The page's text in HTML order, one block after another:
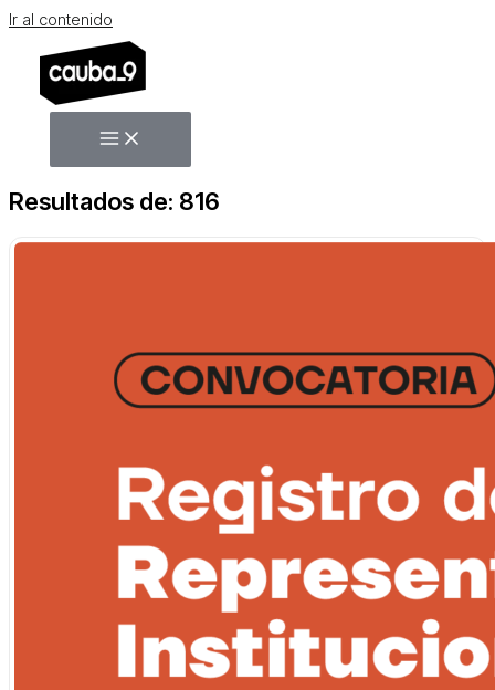
Ir al contenido
Resultados de: 816